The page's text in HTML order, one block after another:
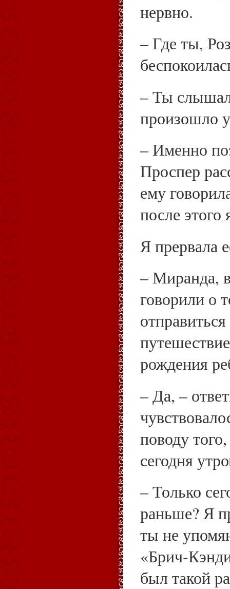
нервно.
– Где ты,
– Ты
произошло
– Именно
Проспер
ему
после этого
Я прервала
– Миранда,
говорили о
рождения
– Да, –
поводу
сегодня
– Только
раньше? Я
ты не
был такой